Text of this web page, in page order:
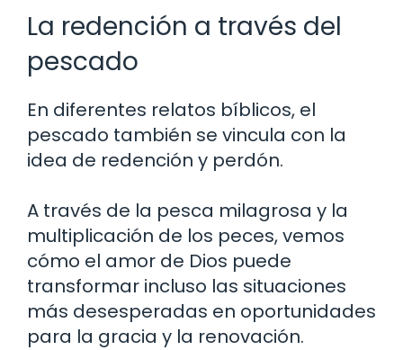
La redención a través del
pescado
En diferentes relatos bíblicos, el
pescado también se vincula con la
idea de redención y perdón.
A través de la pesca milagrosa y la
multiplicación de los peces, vemos
cómo el amor de Dios puede
transformar incluso las situaciones
más desesperadas en oportunidades
para la gracia y la renovación.